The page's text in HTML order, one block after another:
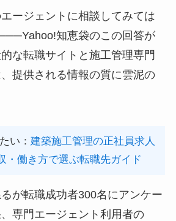
エージェントに相談してみては
知恵袋のこの回答が
な転職サイトと施工管理専門
提供される情報の質に雲泥の
い： 建築施工管理の正社員求人
・働き方で選ぶ転職先ガイド
が転職成功者300名にアンケー
専門エージェント利用者の